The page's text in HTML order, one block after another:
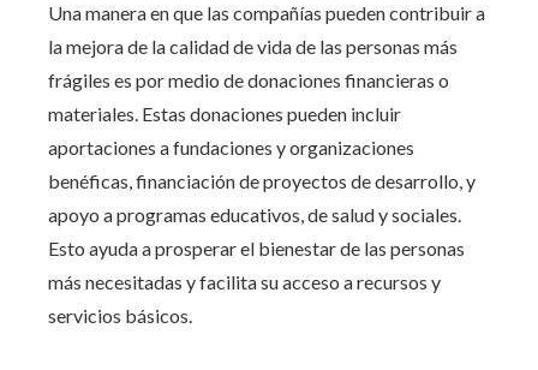
Una manera en que las compañías pueden contribuir a
la mejora de la calidad de vida de las personas más
frágiles es por medio de donaciones financieras o
materiales. Estas donaciones pueden incluir
aportaciones a fundaciones y organizaciones
benéficas, financiación de proyectos de desarrollo, y
apoyo a programas educativos, de salud y sociales.
Esto ayuda a prosperar el bienestar de las personas
más necesitadas y facilita su acceso a recursos y
servicios básicos.